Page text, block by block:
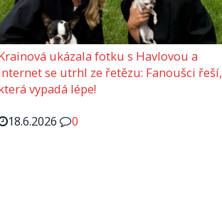
ukázala fotku s Havlovou a
se utrhl ze řetězu: Fanoušci řeší,
vypadá lépe!
18.6.2026
0